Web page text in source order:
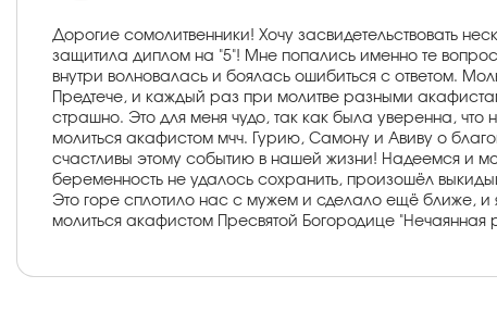
Дорогие сомолитвенники! Хочу засвидетельствовать
защитила диплом на "5"! Мне попались именно те
внутри волновалась и боялась ошибиться с ответом.
Предтече, и каждый раз при молитве разными
страшно. Это для меня чудо, так как была уверенна,
молиться акафистом мчч. Гурию, Самону и Авиву о
счастливы этому событию в нашей жизни! Надеемся и
беременность не удалось сохранить, произошёл
Это горе сплотило нас с мужем и сделало ещё ближе, и
молиться акафистом Пресвятой Богородице "Нечаянная